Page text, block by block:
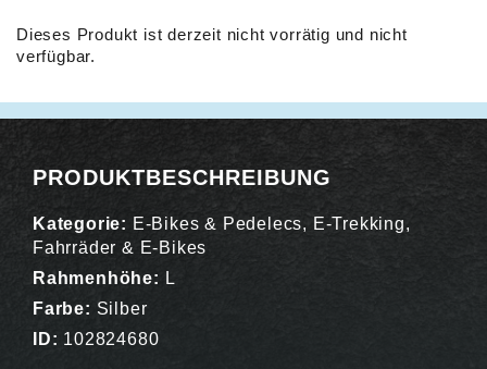
Dieses Produkt ist derzeit nicht vorrätig und nicht
verfügbar.
PRODUKTBESCHREIBUNG
Kategorie: E-Bikes & Pedelecs, E-Trekking,
Fahrräder & E-Bikes
Rahmenhöhe: L
Farbe: Silber
ID: 102824680